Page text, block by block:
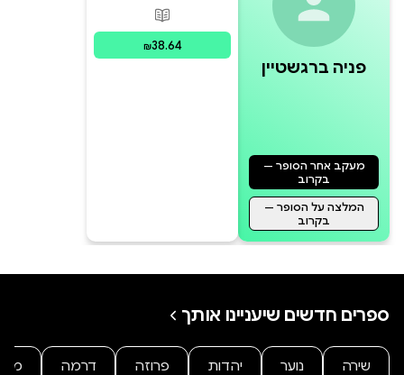
פניה ברגשטיין
מעקב אחר הסופר —
בקרוב
המלצה על הסופר —
בקרוב
פורמטים זמינים
₪38.64
ספרים חדשים שיעניינו אותך
שירה נוער יהדות פרוזה דרמה